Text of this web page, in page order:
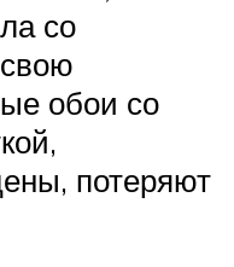
со
обои со
потеряют